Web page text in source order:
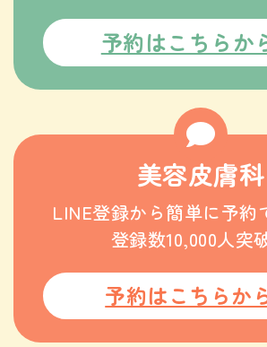
予約はこちらか
美容皮膚科
LINE登録から簡単に予約
登録数10,000人突
予約はこちらか